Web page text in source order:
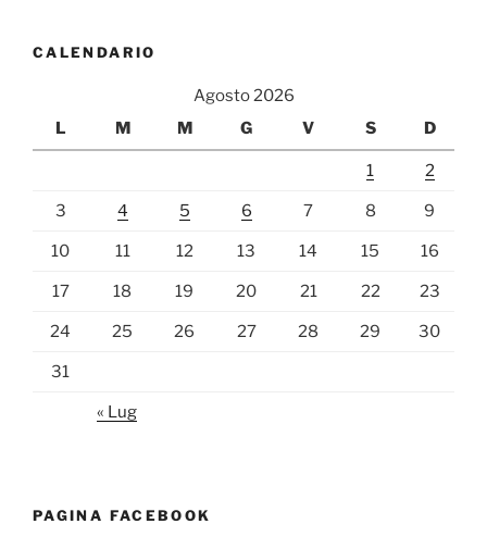
CALENDARIO
Agosto 2026
L
M M G V S D
1 2
3 4 5 6 7 8 9
10 11 12 13 14 15 16
17 18 19 20 21 22 23
24 25 26 27 28 29 30
31
« Lug
PAGINA FACEBOOK